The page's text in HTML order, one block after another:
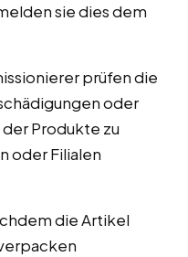
sie dies dem
prüfen die
oder
Produkte zu
oder Filialen
die Artikel